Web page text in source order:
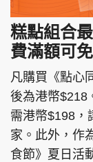
糕點組合
費滿額可
凡購買《點心
後為港幣$218
需港幣$198，
家。此外，作
食節》夏日活